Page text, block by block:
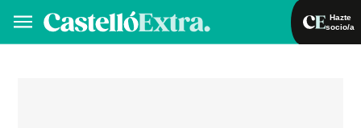
Hazte
socio/a